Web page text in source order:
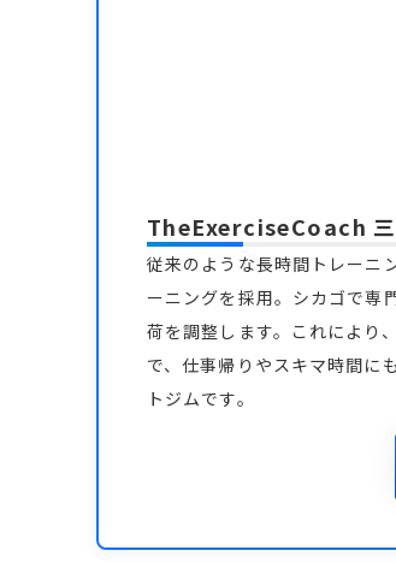
TheExerciseCoach
従来のような長時間トレーニ
ーニングを採用。シカゴで専
荷を調整します。これにより
で、仕事帰りやスキマ時間に
トジムです。